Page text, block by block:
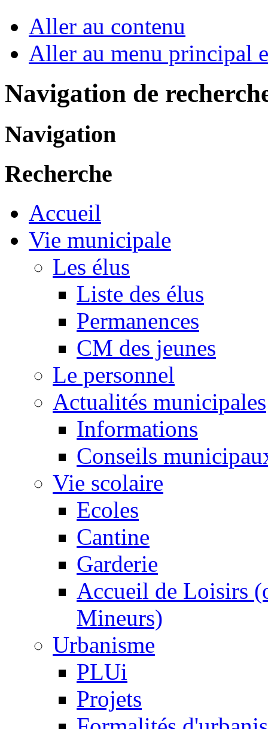
Aller au contenu
Aller au menu principal
Navigation de
Navigation
Recherche
Accueil
Vie municipale
Les élus
Liste des élus
Permanences
CM des jeunes
Le personnel
Actualités municipales
Informations
Conseils
Vie scolaire
Ecoles
Cantine
Garderie
Accueil de Loisirs
Mineurs)
Urbanisme
PLUi
Projets